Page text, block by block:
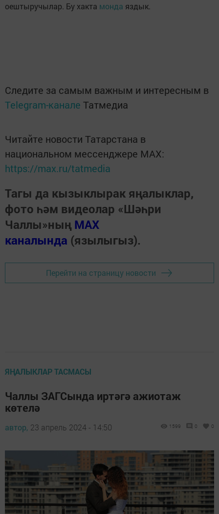
оештыручылар. Бу хакта монда яздык.
Следите за самым важным и интересным в
Telegram-канале Татмедиа
Читайте новости Татарстана в
национальном мессенджере MАХ:
https://max.ru/tatmedia
Тагы да кызыклырак яңалыклар,
фото һәм видеолар «Шәһри
Чаллы»ның MAX
каналында (язылыгыз).
Перейти на страницу новости
ЯҢАЛЫКЛАР ТАСМАСЫ
Чаллы ЗАГСында иртәгә ажиотаж
көтелә
автор, 23 апрель 2024 - 14:50 1599 0 0